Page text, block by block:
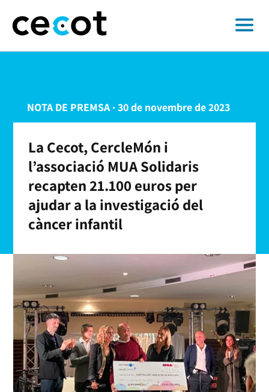
NOTA DE PREMSA · 30 de novembre de 2023
La Cecot, CercleMón i
l’associació MUA Solidaris
recapten 21.100 euros per
ajudar a la investigació del
càncer infantil